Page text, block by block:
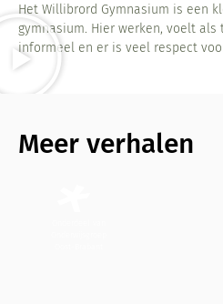
Het Willibrord Gymnasium is een
gymnasium. Hier werken, voelt
informeel en er is veel respect
Meer verhalen